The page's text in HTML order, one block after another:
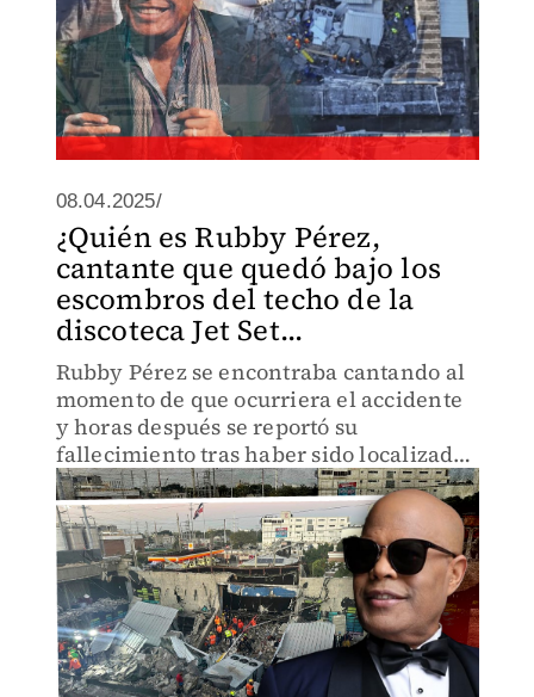
08.04.2025/
¿Quién es Rubby Pérez,
cantante que quedó bajo los
escombros del techo de la
discoteca Jet Set...
Rubby Pérez se encontraba cantando al
momento de que ocurriera el accidente
y horas después se reportó su
fallecimiento tras haber sido localizado
entre los escombros